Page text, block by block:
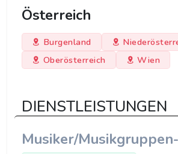
Österreich
Burgenland
Oberösterreich
Wien
DIENSTLEISTUNGEN
Musiker/